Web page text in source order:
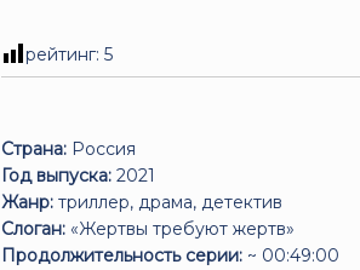
рейтинг:5
Страна: Россия
Год выпуска: 2021
Жанр: триллер, драма, детектив
Слоган: «Жертвы требуют жертв»
Продолжительность серии: ~ 00:49:00